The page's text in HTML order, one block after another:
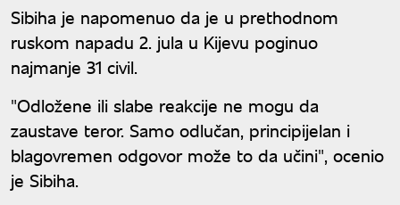
žalosti
Sibiha je napomenuo da je u prethodnom
ruskom napadu 2. jula u Kijevu poginuo
najmanje 31 civil.
"Odložene ili slabe reakcije ne mogu da
zaustave teror. Samo odlučan, principijelan i
blagovremen odgovor može to da učini", ocenio
je Sibiha.